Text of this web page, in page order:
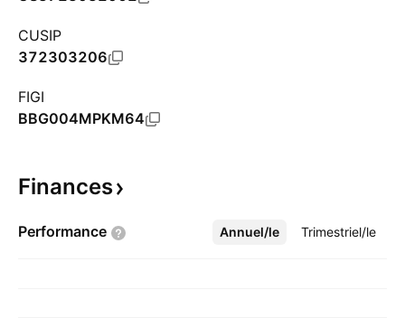
CUSIP
372303206
FIGI
BBG004MPKM64
Finances
Performance Annuel/le Trimestriel/le
Plus